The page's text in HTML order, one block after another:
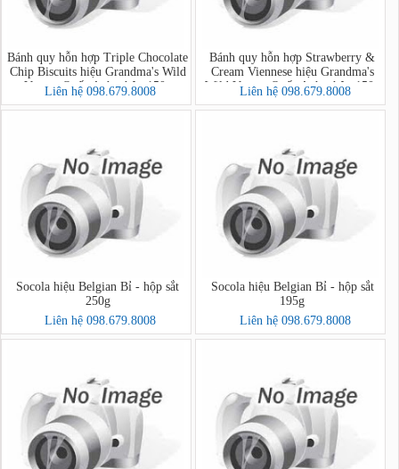
Bánh quy hỗn hợp Triple Chocolate
Chip Biscuits hiệu Grandma's Wild
Vương Quốc Anh - hộp 150g
Liên hệ 098.679.8008
Bánh quy hỗn hợp Strawberry &
Cream Viennese hiệu Grandma's
Wild Vương Quốc Anh - hộp 150g
Liên hệ 098.679.8008
Socola hiệu Belgian Bỉ - hộp sắt
250g
Liên hệ 098.679.8008
Socola hiệu Belgian Bỉ - hộp sắt
195g
Liên hệ 098.679.8008